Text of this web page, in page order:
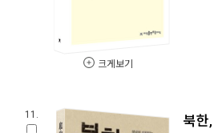
크게보기
11. 북한